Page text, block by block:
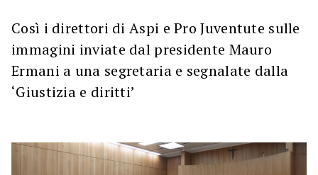
Così i direttori di Aspi e Pro Juventute sulle
immagini inviate dal presidente Mauro
Ermani a una segretaria e segnalate dalla
‘Giustizia e diritti’